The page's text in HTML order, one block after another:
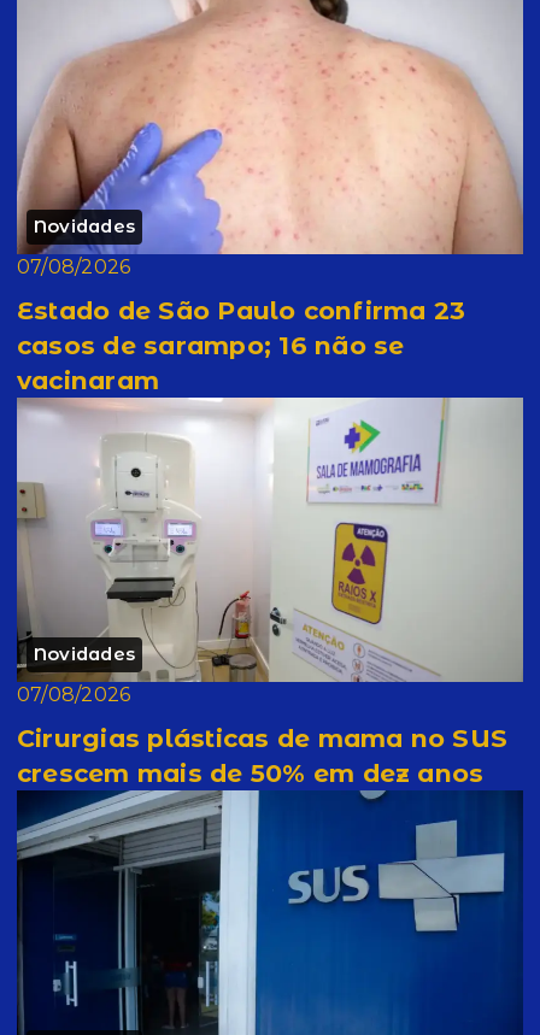
Novidades
07/08/2026
Estado de São Paulo confirma 23
casos de sarampo; 16 não se
vacinaram
Novidades
07/08/2026
Cirurgias plásticas de mama no SUS
crescem mais de 50% em dez anos